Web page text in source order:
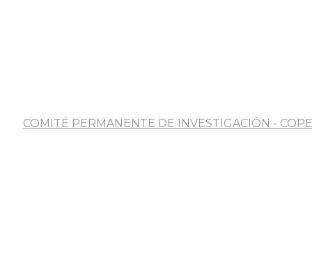
COMITÉ PERMANENTE DE INVESTIGACIÓN -